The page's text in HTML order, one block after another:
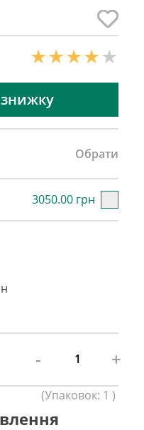
Обрати
3050.00 грн
- +
(Упаковок: 1 )